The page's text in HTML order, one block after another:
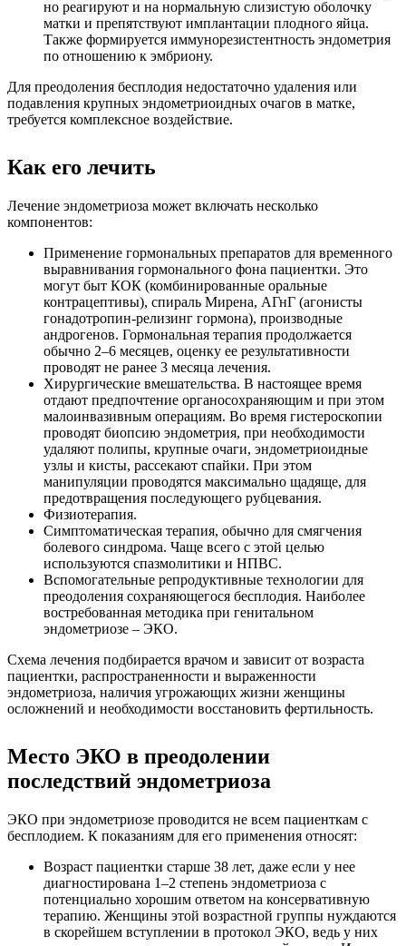
но реагируют и на нормальную слизистую оболочку
матки и препятствуют имплантации плодного яйца.
Также формируется иммунорезистентность эндометрия
по отношению к эмбриону.
Для преодоления бесплодия недостаточно удаления или
подавления крупных эндометриоидных очагов в матке,
требуется комплексное воздействие.
Как его лечить
Лечение эндометриоза может включать несколько
компонентов:
Применение гормональных препаратов для временного
выравнивания гормонального фона пациентки. Это
могут быт КОК (комбинированные оральные
контрацептивы), спираль Мирена, АГнГ (агонисты
гонадотропин-релизинг гормона), производные
андрогенов. Гормональная терапия продолжается
обычно 2–6 месяцев, оценку ее результативности
проводят не ранее 3 месяца лечения.
Хирургические вмешательства. В настоящее время
отдают предпочтение органосохраняющим и при этом
малоинвазивным операциям. Во время гистероскопии
проводят биопсию эндометрия, при необходимости
удаляют полипы, крупные очаги, эндометриоидные
узлы и кисты, рассекают спайки. При этом
манипуляции проводятся максимально щадяще, для
предотвращения последующего рубцевания.
Физиотерапия.
Симптоматическая терапия, обычно для смягчения
болевого синдрома. Чаще всего с этой целью
используются спазмолитики и НПВС.
Вспомогательные репродуктивные технологии для
преодоления сохраняющегося бесплодия. Наиболее
востребованная методика при генитальном
эндометриозе – ЭКО.
Схема лечения подбирается врачом и зависит от возраста
пациентки, распространенности и выраженности
эндометриоза, наличия угрожающих жизни женщины
осложнений и необходимости восстановить фертильность.
Место ЭКО в преодолении
последствий эндометриоза
ЭКО при эндометриозе проводится не всем пациенткам с
бесплодием. К показаниям для его применения относят:
Возраст пациентки старше 38 лет, даже если у нее
диагностирована 1–2 степень эндометриоза с
потенциально хорошим ответом на консервативную
терапию. Женщины этой возрастной группы нуждаются
в скорейшем вступлении в протокол ЭКО, ведь у них